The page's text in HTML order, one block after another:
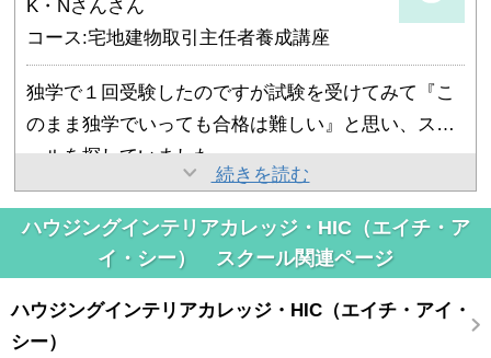
になっている南面をLDKに変更する大掛かりなリフ
ォームの受注を受けることができました。
で、わりとすんなり入っていけたのでよかったと思
います。
夏に先生宅で行われたバーベキューも楽しかったで
す。リフォーム中のご自宅を見せていただけたのは
とても勉強になりました。
K・Nさんさん
コース:宅地建物取引主任者養成講座
独学で１回受験したのですが試験を受けてみて『こ
のまま独学でいっても合格は難しい』と思い、スク
ールを探していました。
インターネットで住宅デザイン研究所を知り、期間
が比較的短く、値段も手頃だったのでここなら通え
るなと（笑）。
ですがまず詳しく話を聞いてみないとわからないの
で無料説明会に参加しました。講座や先生、試験に
ついての説明を詳しくしていただき、ここなら頑張
今度、身内の不動産会社に勤める事が決まりまし
た。
いままで不動産業で働いた事がないので経験は全く
ないので、不安な気持ちが多少ないといけないんで
しょうが、授業で実例を交えながら話をしていただ
いていた内容が今でも頭に鮮明に残っていて、多少
まわりの人がみんなすごくよくできる人のように思
えて毎週焦りの気持ちを持って返っていました。自
分もやらなければ・・・と毎週思っていました。
自分一人で勉強していると味わえない気持ちでした
続きを読む
ハウジングインテリアカレッジ・HIC（エイチ・ア
イ・シー） スクール関連ページ
ハウジングインテリアカレッジ・HIC（エイチ・アイ・
シー）